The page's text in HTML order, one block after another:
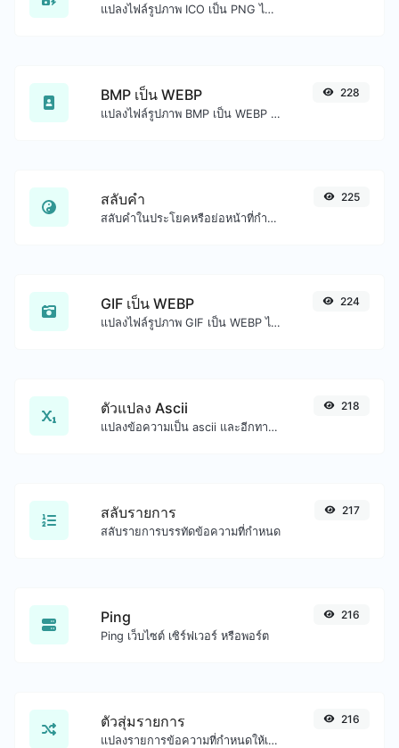
แปลงไฟล์รูปภาพ ICO เป็น PNG ได้อย่างง่ายดาย
BMP เป็น WEBP
แปลงไฟล์รูปภาพ BMP เป็น WEBP ได้อย่างง่ายดาย
228
สลับคำ
สลับคำในประโยคหรือย่อหน้าที่กำหนดได้อย่างง่ายดาย
225
GIF เป็น WEBP
แปลงไฟล์รูปภาพ GIF เป็น WEBP ได้อย่างง่ายดาย
224
ตัวแปลง Ascii
แปลงข้อความเป็น ascii และอีกทางหนึ่งสำหรับอินพุตสตริงใดๆ
218
สลับรายการ
สลับรายการบรรทัดข้อความที่กำหนด
217
Ping
Ping เว็บไซต์ เซิร์ฟเวอร์ หรือพอร์ต
216
ตัวสุ่มรายการ
แปลงรายการข้อความที่กำหนดให้เป็นรายการแบบสุ่มได้อย่างง่ายดาย
216